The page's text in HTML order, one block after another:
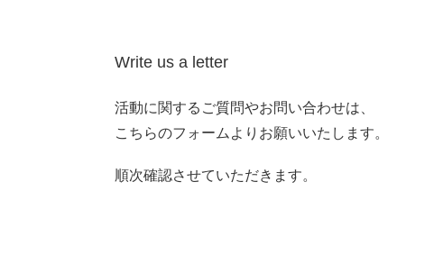
Write us a letter
活動に関するご質問やお問い合わせは、
こちらのフォームよりお願いいたします。
順次確認させていただきます。